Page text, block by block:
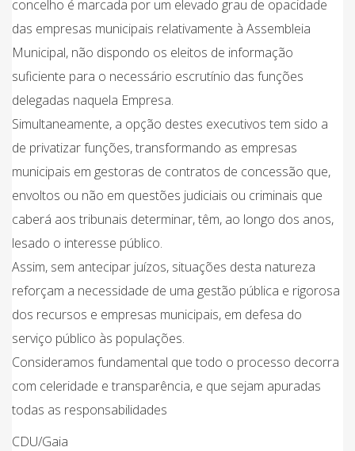
concelho é marcada por um elevado grau de opacidade
das empresas municipais relativamente à Assembleia
Municipal, não dispondo os eleitos de informação
suficiente para o necessário escrutínio das funções
delegadas naquela Empresa.
Simultaneamente, a opção destes executivos tem sido a
de privatizar funções, transformando as empresas
municipais em gestoras de contratos de concessão que,
envoltos ou não em questões judiciais ou criminais que
caberá aos tribunais determinar, têm, ao longo dos anos,
lesado o interesse público.
Assim, sem antecipar juízos, situações desta natureza
reforçam a necessidade de uma gestão pública e rigorosa
dos recursos e empresas municipais, em defesa do
serviço público às populações.
Consideramos fundamental que todo o processo decorra
com celeridade e transparência, e que sejam apuradas
todas as responsabilidades
CDU/Gaia